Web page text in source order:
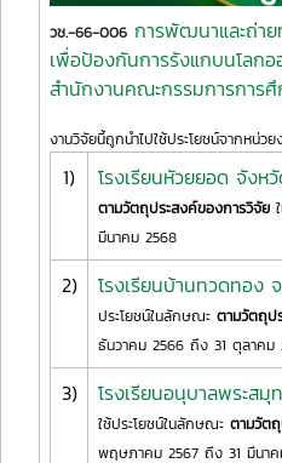
วช.-66-006 การพัฒนาและถ่า
เพื่อป้องกันการรังแกบนโลกอ
สำนักงานคณะกรรมการการ
งานวิจัยนี้ถูกนำไปใช้ประโยชน์จากหน่ว
1) โรงเรียนหัวยยอด จังห
ตามวัตถุประสงค์ของการวิจัย
มีนาคม 2568
2) โรงเรียนบ้านทวดทอง
ประโยชน์ในลักษณะ ตามวัตถุป
ธันวาคม 2566 ถึง 31 ตุลาคม
3) โรงเรียนอนุบาลพระส
ใช้ประโยชน์ในลักษณะ ตามวัต
พฤษภาคม 2567 ถึง 31 มีนา